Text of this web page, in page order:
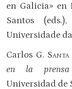
en Galicia» en
Santos (eds.),
Universidade
Carlos G.
en la prensa
Universidad de